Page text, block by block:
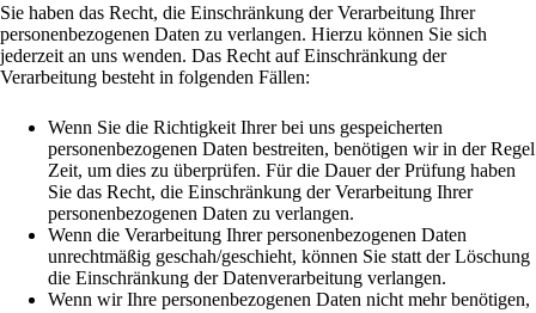
Sie haben das Recht, die Einschränkung der Verarbeitung Ihrer
personenbezogenen Daten zu verlangen. Hierzu können Sie sich
jederzeit an uns wenden. Das Recht auf Einschränkung der
Verarbeitung besteht in folgenden Fällen:
Wenn Sie die Richtigkeit Ihrer bei uns gespeicherten
personenbezogenen Daten bestreiten, benötigen wir in der Regel
Zeit, um dies zu überprüfen. Für die Dauer der Prüfung haben
Sie das Recht, die Einschränkung der Verarbeitung Ihrer
personenbezogenen Daten zu verlangen.
Wenn die Verarbeitung Ihrer personenbezogenen Daten
unrechtmäßig geschah/geschieht, können Sie statt der Löschung
die Einschränkung der Datenverarbeitung verlangen.
Wenn wir Ihre personenbezogenen Daten nicht mehr benötigen,